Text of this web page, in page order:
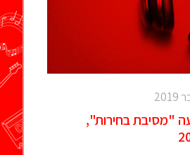
"מסיבת בחירות",